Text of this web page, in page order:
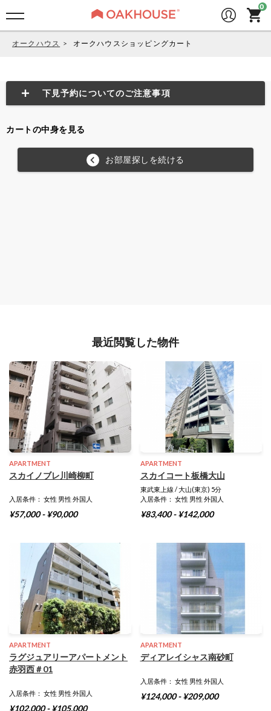
オークハウス オークハウスショッピングカート
下見予約についてのご注意事項
物件内に1つでも空室または空室予定があればご見学／お申
※ご希望のお部屋タイプに空きがあるかご確認ください。
アパートメント
カートの中身を見る
お部屋探しを続ける
最近閲覧した物件
APARTMENT
スカイノブレ川崎柳町
入居条件： 女性 男性 外国人
¥57,000 - ¥90,000
APARTMENT
スカイコート板橋大山
東武東上線 / 大山(東京) 5分
入居条件： 女性 男性 外国人
¥83,400 - ¥142,000
APARTMENT
ラグジュアリーアパートメント
赤羽西＃01
入居条件： 女性 男性 外国人
¥102,000 - ¥105,000
APARTMENT
ディアレイシャス南砂町
入居条件： 女性 男性 外国人
¥124,000 - ¥209,000